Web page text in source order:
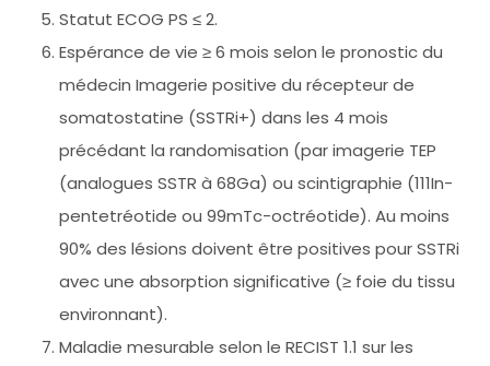
Statut ECOG PS ≤ 2.
Espérance de vie ≥ 6 mois selon le pronostic du
médecin Imagerie positive du récepteur de
somatostatine (SSTRi+) dans les 4 mois
précédant la randomisation (par imagerie TEP
(analogues SSTR à 68Ga) ou scintigraphie (111In-
pentetréotide ou 99mTc-octréotide). Au moins
90% des lésions doivent être positives pour SSTRi
avec une absorption significative (≥ foie du tissu
environnant).
Maladie mesurable selon le RECIST 1.1 sur les